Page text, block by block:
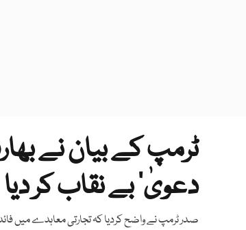
ٹرمپ کے بیان نے
دعویٰ‘ بے نقاب کر دیا
صدر ٹرمپ نے واضح کردیا کہ تجارتی معاہدے میں